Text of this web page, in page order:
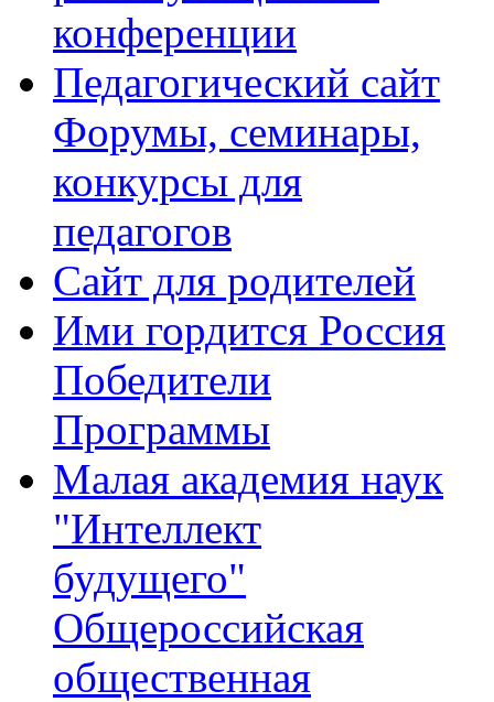
конференции
Педагогический сайт
Форумы, семинары,
конкурсы для
педагогов
Сайт для родителей
Ими гордится Россия
Победители
Программы
Малая академия наук
"Интеллект
будущего"
Общероссийская
общественная